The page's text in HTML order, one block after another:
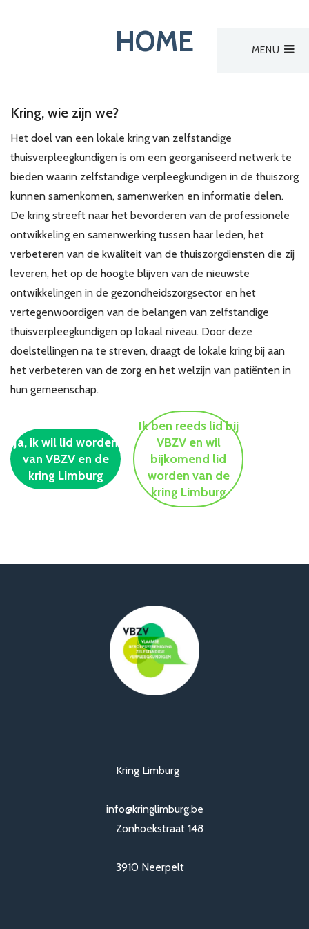
HOME MENU
Kring, wie zijn we?
Het doel van een lokale kring van zelfstandige
thuisverpleegkundigen is om een georganiseerd netwerk te
bieden waarin zelfstandige verpleegkundigen in de thuiszorg
kunnen samenkomen, samenwerken en informatie delen.
De kring streeft naar het bevorderen van de professionele
ontwikkeling en samenwerking tussen haar leden, het
verbeteren van de kwaliteit van de thuiszorgdiensten die zij
leveren, het op de hoogte blijven van de nieuwste
ontwikkelingen in de gezondheidszorgsector en het
vertegenwoordigen van de belangen van zelfstandige
thuisverpleegkundigen op lokaal niveau. Door deze
doelstellingen na te streven, draagt de lokale kring bij aan
het verbeteren van de zorg en het welzijn van patiënten in
hun gemeenschap.
Ja, ik wil lid worden
van VBZV en de
kring Limburg
Ik ben reeds lid bij
VBZV en wil
bijkomend lid
worden van de
kring Limburg
Kring Limburg
info@kringlimburg.be
Zonhoekstraat 148
3910 Neerpelt
Hoofdmenu